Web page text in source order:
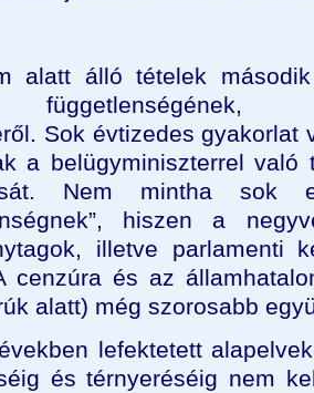
alatt álló tételek
Sok évtizedes gyakorlat
a belügyminiszterrel való
Nem mintha sok
hiszen a
illetve parlamenti
cenzúra és az
alatt) még szorosabb
lefektetett
és térnyeréséig nem